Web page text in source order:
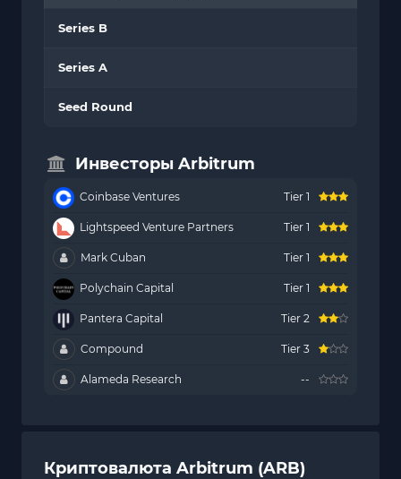
Series B
Series A
Seed Round
Инвесторы Arbitrum
Coinbase Ventures Tier 1
Lightspeed Venture Partners Tier 1
Mark Cuban Tier 1
Polychain Capital Tier 1
Pantera Capital Tier 2
Compound Tier 3
Alameda Research --
Криптовалюта Arbitrum (ARB)